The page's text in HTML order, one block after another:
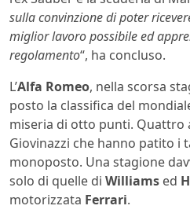
sulla convinzione di poter
miglior lavoro possibile ed
regolamento“, ha concluso.
L’Alfa Romeo, nella scorsa
posto la classifica del
miseria di otto punti. Quattro
Giovinazzi che hanno patito i
monoposto. Una stagione
solo di quelle di Williams ed
motorizzata Ferrari.